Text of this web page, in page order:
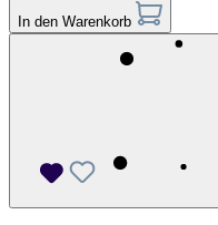
In den Warenkorb